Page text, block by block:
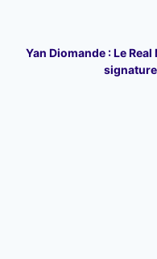
Yan Diomande : Le